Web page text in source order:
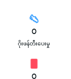
0
ဂိုးဖန်တီးပေးမှု
0